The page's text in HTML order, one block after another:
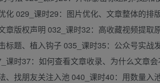
029_课时29：图片优化、文章整体的排
版权声明 032_课时32：高收藏视频提取
题、植入钩子 035_课时35：公众号实战
时37：如何查看文章收录、为什么文章
找朋友关注入池 040_课时40：用数量入